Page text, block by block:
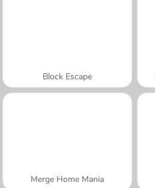
Block Escape
Merge Home Mania